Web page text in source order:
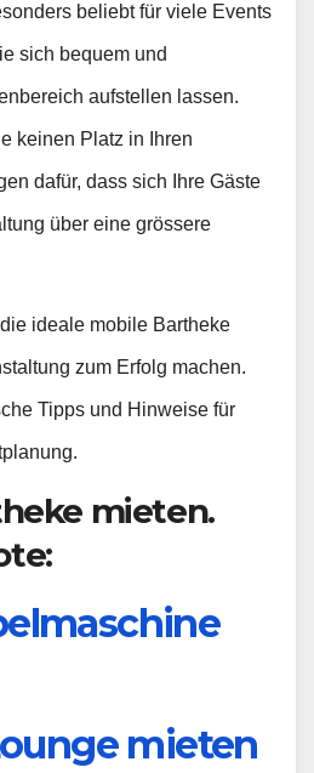
beliebt für viele Events
sich bequem und
aufstellen lassen.
keinen Platz in Ihren
dafür, dass sich Ihre Gäste
über eine grössere
ideale mobile Bartheke
zum Erfolg machen.
Tipps und Hinweise für
mieten.
mieten